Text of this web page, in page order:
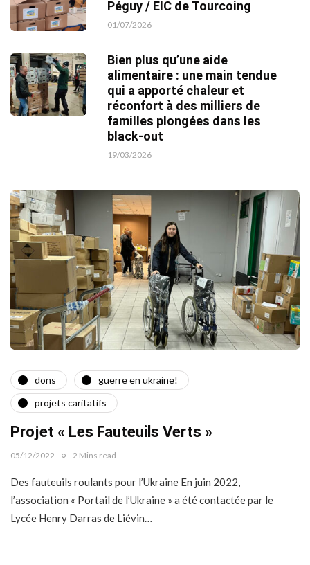
Péguy / EIC de Tourcoing
01/07/2026
Bien plus qu’une aide
alimentaire : une main tendue
qui a apporté chaleur et
réconfort à des milliers de
familles plongées dans les
black-out
19/03/2026
dons
guerre en ukraine!
projets caritatifs
Projet « Les Fauteuils Verts »
05/12/2022 2 Mins read
Des fauteuils roulants pour l’Ukraine En juin 2022,
l’association « Portail de l’Ukraine » a été contactée par le
Lycée Henry Darras de Liévin…